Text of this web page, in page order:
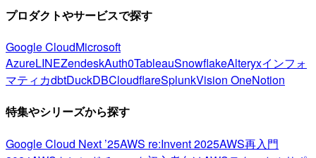
プロダクトやサービスで探す
Google CloudMicrosoft
AzureLINEZendeskAuth0TableauSnowflakeAlteryxインフォ
マティカdbtDuckDBCloudflareSplunkVision OneNotion
特集やシリーズから探す
Google Cloud Next ’25AWS re:Invent 2025AWS再入門